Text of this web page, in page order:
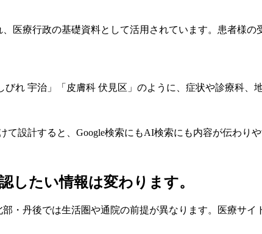
医療行政の基礎資料として活用されています。患者様
れ 宇治」「皮膚科 伏見区」のように、症状や診療科、
設計すると、Google検索にもAI検索にも内容が伝わりや
したい情報は変わります。
・丹後では生活圏や通院の前提が異なります。医療サ